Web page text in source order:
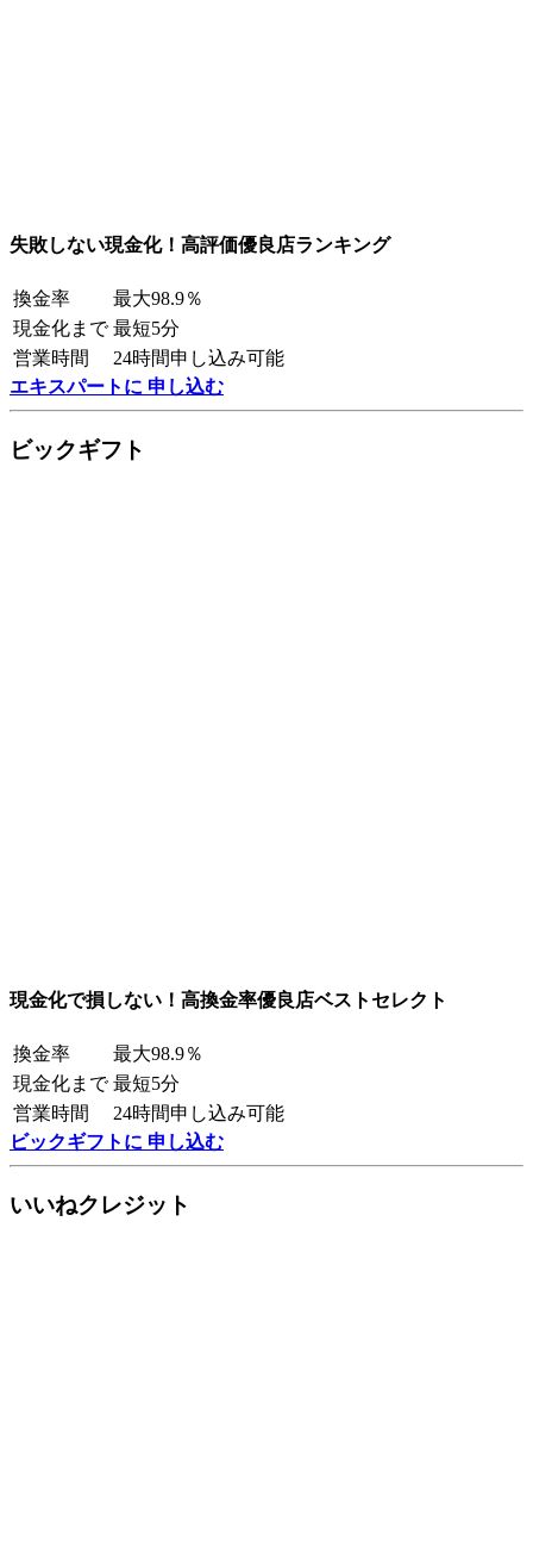
失敗しない現金化！高評価優良店ランキング
換金率
最大98.9％
現金化まで 最短5分
営業時間
24時間申し込み可能
エキスパートに 申し込む
ビックギフト
現金化で損しない！高換金率優良店ベストセレクト
換金率
最大98.9％
現金化まで 最短5分
営業時間
24時間申し込み可能
ビックギフトに 申し込む
いいねクレジット